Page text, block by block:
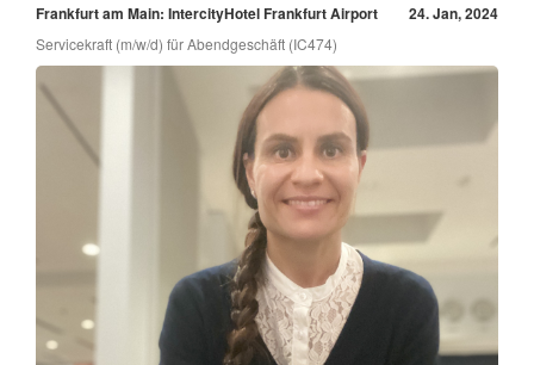
Frankfurt am Main: IntercityHotel Frankfurt Airport 24. Jan, 2024
Servicekraft (m/w/d) für Abendgeschäft (IC474)